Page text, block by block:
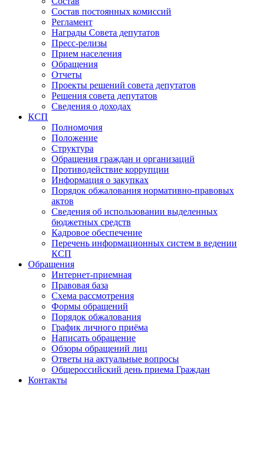
Состав постоянных комиссий
Регламент
Награды Совета депутатов
Пресс-релизы
Прием населения
Обращения
Отчеты
Проекты решений совета депутатов
Решения совета депутатов
Сведения о доходах
КСП
Полномочия
Положение
Структура
Обращения граждан и организаций
Противодействие коррупции
Информация о закупках
Порядок обжалования нормативно-правовых
актов
Сведения об использовании выделенных
бюджетных средств
Кадровое обеспечение
Перечень информационных систем в ведении
КСП
Обращения
Интернет-приемная
Правовая база
Схема рассмотрения
Формы обращений
Порядок обжалования
График личного приёма
Написать обращение
Обзоры обращений лиц
Ответы на актуальные вопросы
Общероссийский день приема Граждан
Контакты